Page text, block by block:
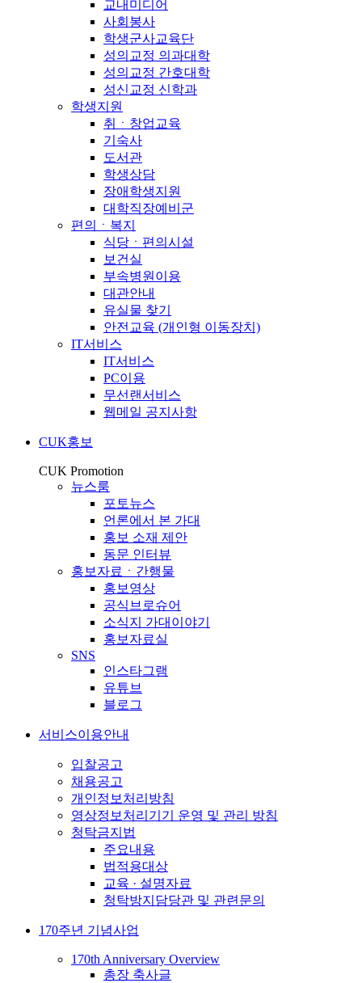
교내미디어
사회봉사
학생군사교육단
성의교정 의과대학
성의교정 간호대학
성신교정 신학과
학생지원
취ㆍ창업교육
기숙사
도서관
학생상담
장애학생지원
대학직장예비군
편의ㆍ복지
식당ㆍ편의시설
보건실
부속병원이용
대관안내
유실물 찾기
안전교육 (개인형 이동장치)
IT서비스
IT서비스
PC이용
무선랜서비스
웹메일 공지사항
CUK홍보
CUK Promotion
뉴스룸
포토뉴스
언론에서 본 가대
홍보 소재 제안
동문 인터뷰
홍보자료ㆍ간행물
홍보영상
공식브로슈어
소식지 가대이야기
홍보자료실
SNS
인스타그램
유튜브
블로그
서비스이용안내
입찰공고
채용공고
개인정보처리방침
영상정보처리기기 운영 및 관리 방침
청탁금지법
주요내용
법적용대상
교육 · 설명자료
청탁방지담당관 및 관련문의
170주년 기념사업
170th Anniversary Overview
총장 축사글